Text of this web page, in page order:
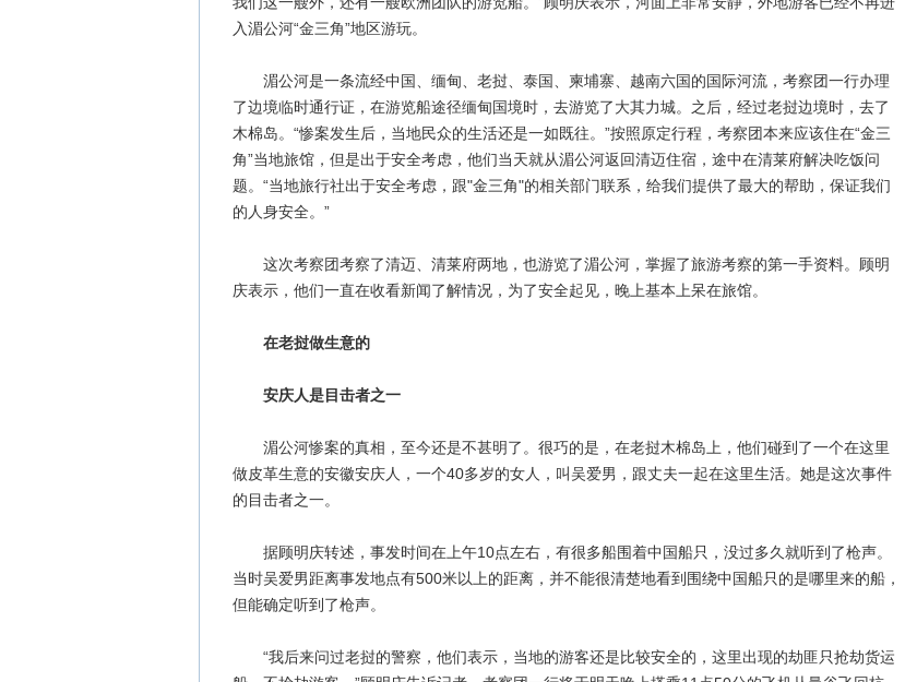
入湄公河“金三角”地区游玩。
湄公河是一条流经中国、缅甸、老挝、泰国、柬埔寨、越南六国的国际河流，考察团一行办理
了边境临时通行证，在游览船途径缅甸国境时，去游览了大其力城。之后，经过老挝边境时，去了
木棉岛。“惨案发生后，当地民众的生活还是一如既往。”按照原定行程，考察团本来应该住在“金三
角”当地旅馆，但是出于安全考虑，他们当天就从湄公河返回清迈住宿，途中在清莱府解决吃饭问
题。“当地旅行社出于安全考虑，跟"金三角"的相关部门联系，给我们提供了最大的帮助，保证我们
的人身安全。”
这次考察团考察了清迈、清莱府两地，也游览了湄公河，掌握了旅游考察的第一手资料。顾明
庆表示，他们一直在收看新闻了解情况，为了安全起见，晚上基本上呆在旅馆。
在老挝做生意的
安庆人是目击者之一
湄公河惨案的真相，至今还是不甚明了。很巧的是，在老挝木棉岛上，他们碰到了一个在这里
做皮革生意的安徽安庆人，一个40多岁的女人，叫吴爱男，跟丈夫一起在这里生活。她是这次事件
的目击者之一。
据顾明庆转述，事发时间在上午10点左右，有很多船围着中国船只，没过多久就听到了枪声。
当时吴爱男距离事发地点有500米以上的距离，并不能很清楚地看到围绕中国船只的是哪里来的船，
但能确定听到了枪声。
“我后来问过老挝的警察，他们表示，当地的游客还是比较安全的，这里出现的劫匪只抢劫货运